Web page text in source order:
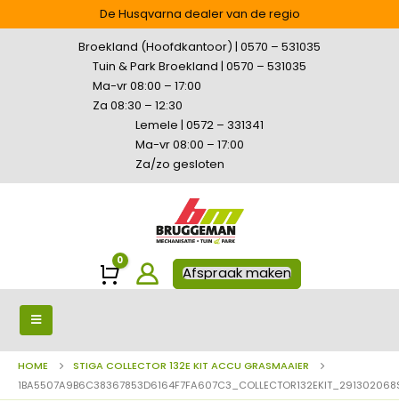
De Husqvarna dealer van de regio
Broekland (Hoofdkantoor) | 0570 – 531035
Tuin & Park Broekland | 0570 – 531035
Ma-vr 08:00 – 17:00
Za 08:30 – 12:30
Lemele | 0572 – 331341
Ma-vr 08:00 – 17:00
Za/zo gesloten
Winkelwagen
0
Afspraak maken
HOME
STIGA COLLECTOR 132E KIT ACCU GRASMAAIER